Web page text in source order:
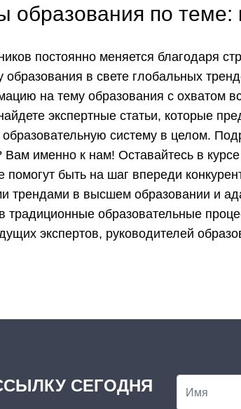
по теме:
постоянно меняется благодаря
в свете глобальных
на тему образования с охватом
экспертные статьи, которые
систему в целом.
Вам именно к нам! Оставайтесь в
быть на шаг впереди
трендами в высшем образовании и
традиционные образовательные
экспертов, руководителей
СЕГОДНЯ